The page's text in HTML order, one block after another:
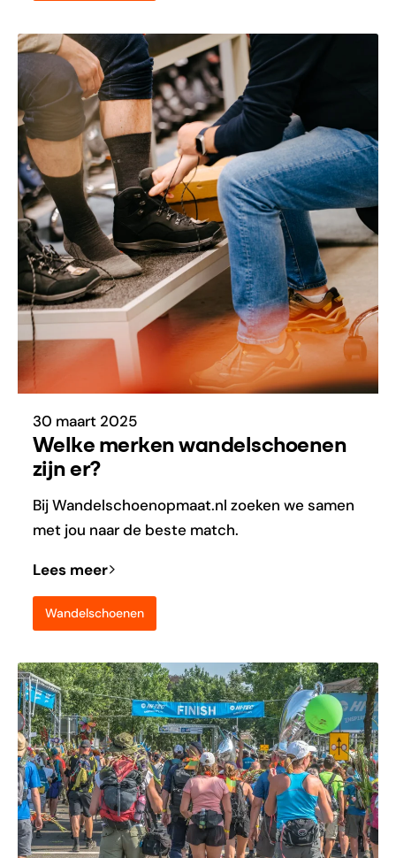
30 maart 2025
Welke merken wandelschoenen
zijn er?
Bij Wandelschoenopmaat.nl zoeken we samen
met jou naar de beste match.
Lees meer
Wandelschoenen